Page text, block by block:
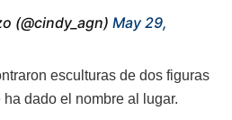
(@cindy_agn) May 29,
esculturas de dos figuras
dado el nombre al lugar.